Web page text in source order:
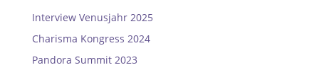
Interview Venusjahr 2025
Charisma Kongress 2024
Pandora Summit 2023